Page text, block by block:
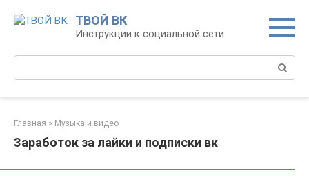
ТВОЙ ВК
Инструкции к социальной сети
Главная » Музыка и видео
Заработок за лайки и подписки вк